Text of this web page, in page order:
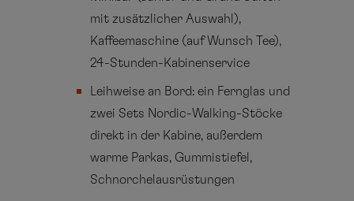
mit zusätzlicher Auswahl),
Kaffeemaschine (auf Wunsch Tee),
24-Stunden-Kabinenservice
Leihweise an Bord: ein Fernglas und
zwei Sets Nordic-Walking-Stöcke
direkt in der Kabine, außerdem
warme Parkas, Gummistiefel,
Schnorchelausrüstungen